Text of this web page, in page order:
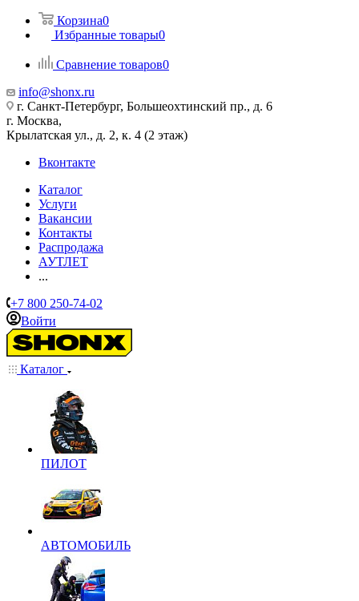
Корзина0
Избранные товары0
Сравнение товаров0
info@shonx.ru
г. Санкт-Петербург, Большеохтинский пр., д. 6
г. Москва,
Крылатская ул., д. 2, к. 4 (2 этаж)
Вконтакте
Каталог
Услуги
Вакансии
Контакты
Распродажа
АУТЛЕТ
...
+7 800 250-74-02
Войти
Каталог
ПИЛОТ
АВТОМОБИЛЬ